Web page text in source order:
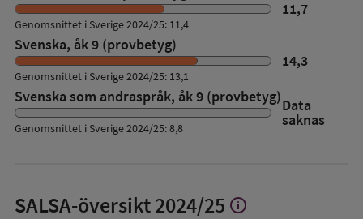
11,7
Genomsnittet i Sverige 2024/25: 11,4
Svenska, åk 9 (provbetyg)
14,3
Genomsnittet i Sverige 2024/25: 13,1
Svenska som andraspråk, åk 9 (provbetyg)Data
saknas
Genomsnittet i Sverige 2024/25: 8,8
SALSA-översikt2024/25 Visa
info